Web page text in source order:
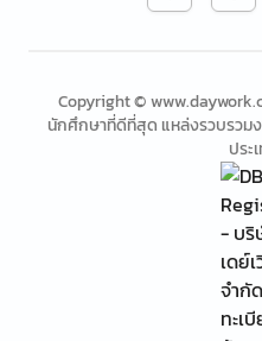
Copyright ©
นักศึกษาที่ดีที่สุด แหล่งรวบรวมง
ประ